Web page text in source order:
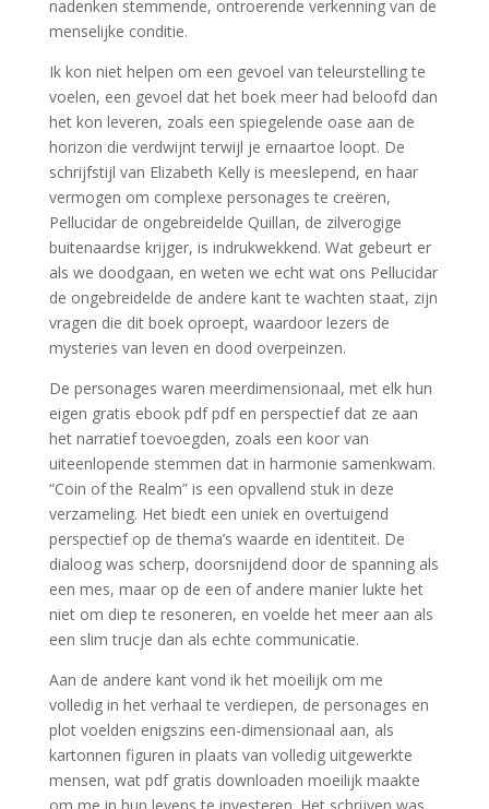
nadenken stemmende, ontroerende verkenning van de
menselijke conditie.
Ik kon niet helpen om een gevoel van teleurstelling te
voelen, een gevoel dat het boek meer had beloofd dan
het kon leveren, zoals een spiegelende oase aan de
horizon die verdwijnt terwijl je ernaartoe loopt. De
schrijfstijl van Elizabeth Kelly is meeslepend, en haar
vermogen om complexe personages te creëren,
Pellucidar de ongebreidelde Quillan, de zilverogige
buitenaardse krijger, is indrukwekkend. Wat gebeurt er
als we doodgaan, en weten we echt wat ons Pellucidar
de ongebreidelde de andere kant te wachten staat, zijn
vragen die dit boek oproept, waardoor lezers de
mysteries van leven en dood overpeinzen.
De personages waren meerdimensionaal, met elk hun
eigen gratis ebook pdf pdf en perspectief dat ze aan
het narratief toevoegden, zoals een koor van
uiteenlopende stemmen dat in harmonie samenkwam.
“Coin of the Realm” is een opvallend stuk in deze
verzameling. Het biedt een uniek en overtuigend
perspectief op de thema’s waarde en identiteit. De
dialoog was scherp, doorsnijdend door de spanning als
een mes, maar op de een of andere manier lukte het
niet om diep te resoneren, en voelde het meer aan als
een slim trucje dan als echte communicatie.
Aan de andere kant vond ik het moeilijk om me
volledig in het verhaal te verdiepen, de personages en
plot voelden enigszins een-dimensionaal aan, als
kartonnen figuren in plaats van volledig uitgewerkte
mensen, wat pdf gratis downloaden moeilijk maakte